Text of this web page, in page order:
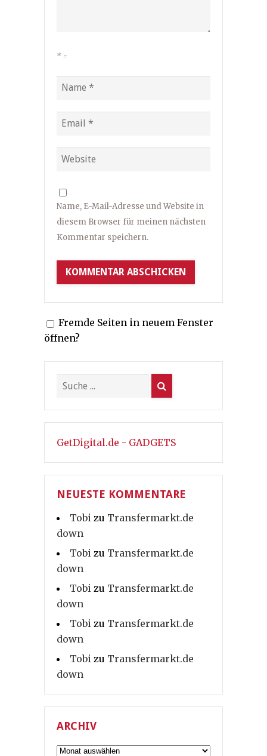
* =
Name, E-Mail-Adresse und Website in
diesem Browser für meinen nächsten
Kommentar speichern.
Fremde Seiten in neuem Fenster
öffnen?
GetDigital.de - GADGETS
NEUESTE KOMMENTARE
Tobi zu Transfermarkt.de
down
Tobi zu Transfermarkt.de
down
Tobi zu Transfermarkt.de
down
Tobi zu Transfermarkt.de
down
Tobi zu Transfermarkt.de
down
ARCHIV
Archiv